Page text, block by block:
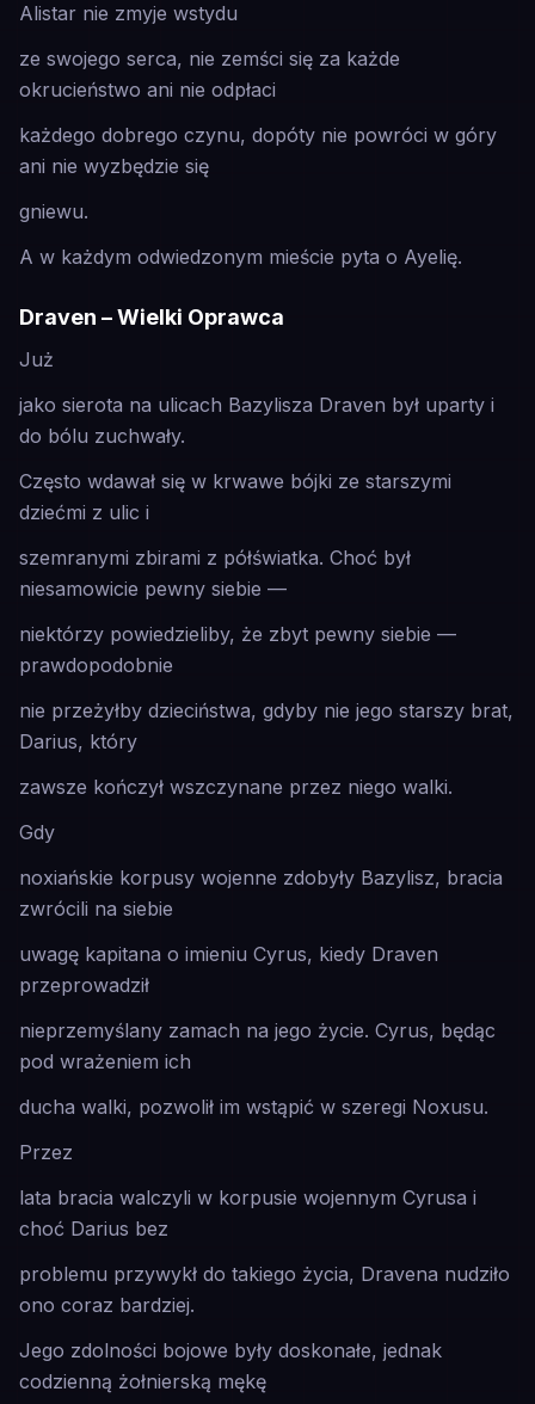
Alistar nie zmyje wstydu
ze swojego serca, nie zemści się za każde
okrucieństwo ani nie odpłaci
każdego dobrego czynu, dopóty nie powróci w góry
ani nie wyzbędzie się
gniewu.
A w każdym odwiedzonym mieście pyta o Ayelię.
Draven – Wielki Oprawca
Już
jako sierota na ulicach Bazylisza Draven był uparty i
do bólu zuchwały.
Często wdawał się w krwawe bójki ze starszymi
dziećmi z ulic i
szemranymi zbirami z półświatka. Choć był
niesamowicie pewny siebie —
niektórzy powiedzieliby, że zbyt pewny siebie —
prawdopodobnie
nie przeżyłby dzieciństwa, gdyby nie jego starszy brat,
Darius, który
zawsze kończył wszczynane przez niego walki.
Gdy
noxiańskie korpusy wojenne zdobyły Bazylisz, bracia
zwrócili na siebie
uwagę kapitana o imieniu Cyrus, kiedy Draven
przeprowadził
nieprzemyślany zamach na jego życie. Cyrus, będąc
pod wrażeniem ich
ducha walki, pozwolił im wstąpić w szeregi Noxusu.
Przez
lata bracia walczyli w korpusie wojennym Cyrusa i
choć Darius bez
problemu przywykł do takiego życia, Dravena nudziło
ono coraz bardziej.
Jego zdolności bojowe były doskonałe, jednak
codzienną żołnierską mękę